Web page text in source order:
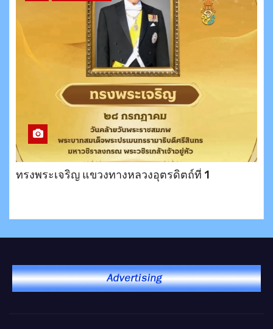
ทรงพระเจริญ แขวงทางหลวงอุตรดิตถ์ที่ 1